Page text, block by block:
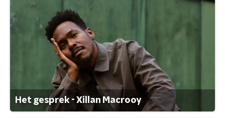
Het gesprek - Xillan Macrooy